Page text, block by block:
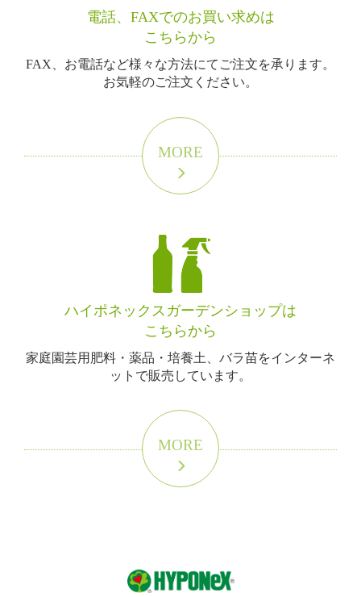
電話、FAXでのお買い求めは
こちらから
FAX、お電話など様々な方法にてご注文を承ります。
お気軽のご注文ください。
MORE
ハイポネックスガーデンショップは
こちらから
家庭園芸用肥料・薬品・培養土、バラ苗をインターネ
ットで販売しています。
MORE